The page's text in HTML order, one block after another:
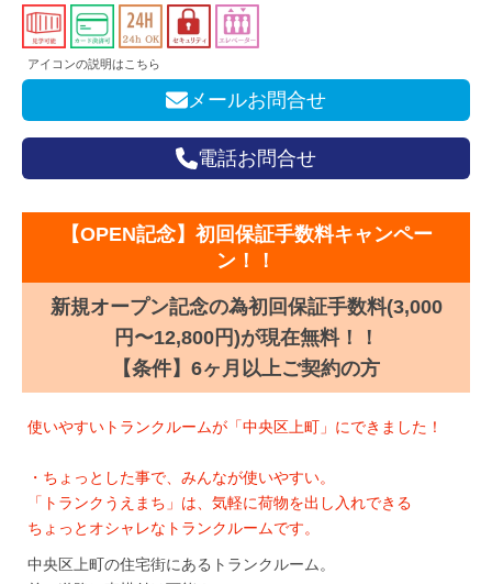
アイコンの説明はこちら
メールお問合せ
電話お問合せ
【OPEN記念】初回保証手数料キャンペー
ン！！
新規オープン記念の為初回保証手数料(3,000
円〜12,800円)が現在無料！！
【条件】6ヶ月以上ご契約の方
使いやすいトランクルームが「中央区上町」にできました！
・ちょっとした事で、みんなが使いやすい。
「トランクうえまち」は、気軽に荷物を出し入れできる
ちょっとオシャレなトランクルームです。
中央区上町の住宅街にあるトランクルーム。